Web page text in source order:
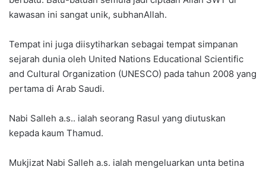
kawasan ini sangat unik, subhanAllah.
Tempat ini juga diisytiharkan sebagai tempat simpanan
sejarah dunia oleh United Nations Educational Scientific
and Cultural Organization (UNESCO) pada tahun 2008 yang
pertama di Arab Saudi.
Nabi Salleh a.s.. ialah seorang Rasul yang diutuskan
kepada kaum Thamud.
Mukjizat Nabi Salleh a.s. ialah mengeluarkan unta betina